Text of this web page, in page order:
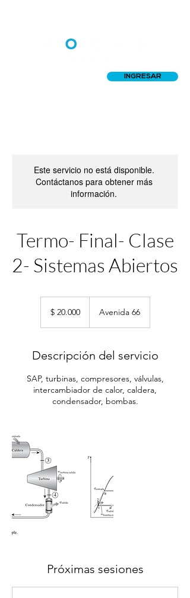
INGRESAR
Este servicio no está disponible.
Contáctanos para obtener más
información.
Termo- Final- Clase
2- Sistemas Abiertos
argentinos
$ 20.000 Avenida 66
Descripción del servicio
SAP, turbinas, compresores, válvulas,
intercambiador de calor, caldera,
condensador, bombas.
Próximas sesiones